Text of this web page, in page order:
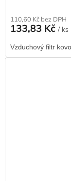
110,60 Kč bez DPH
133,83 Kč / ks
Vzduchový filtr